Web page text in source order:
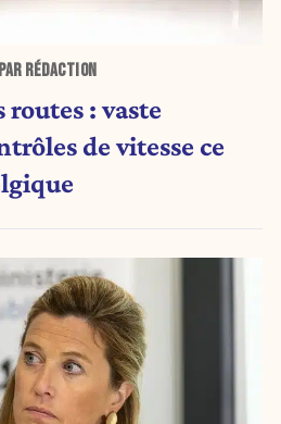
RÉDACTION
: vaste
de vitesse ce